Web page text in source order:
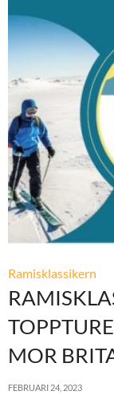
Ramisklassikern
MOR
FEBRUARI 24, 2023